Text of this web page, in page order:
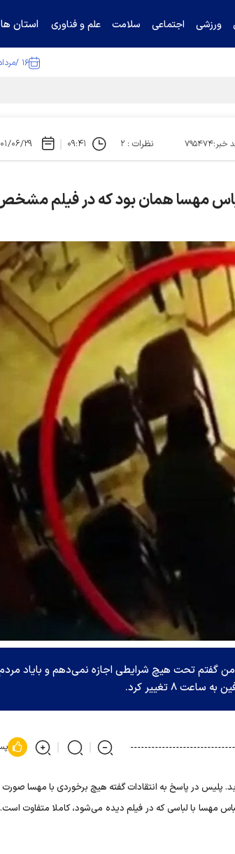
ورزشی اجتماعی سلامت علم و فناوری استان ها
۱۶ /مرداد /۱۴۰۵
نظرات : ۲ ۰۹:۴۱ ۱۴۰۱/
لباس مهسا همان بود که در فیلم
من گفتم تحت هیچ شرایطی اجازه نمی‌دهم و بایاد
۸ تغییر کرد.
پلیس در پاسخ به انتقادات گفته هیچ برخوردی با مهسا صورت
مهسا با لباسی که در فیلم دیده می‌شود، کاملا متفاوت